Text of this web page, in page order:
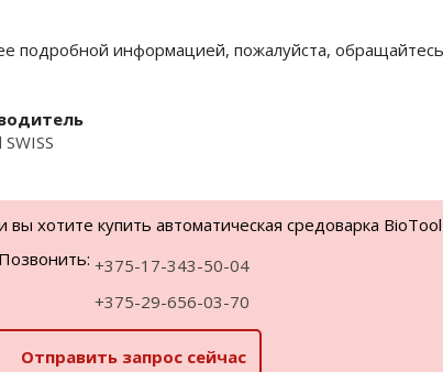
подробной информацией, пожалуйста,
вы хотите купить автоматическая средоварка
Позвонить: +375-17-343-50-04
+375-29-656-03-70
Отправить запрос сейчас